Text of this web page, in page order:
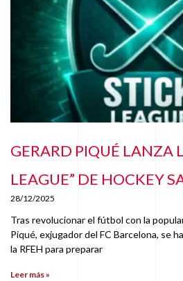
GERARD PIQUÉ LANZA
LEAGUE” DE HOCKEY
28/12/2025
Tras revolucionar el fútbol con la
Piqué, exjugador del FC Barcelona, se
la RFEH para preparar
Leer más »